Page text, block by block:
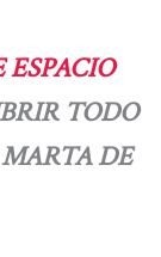
TODO
DE